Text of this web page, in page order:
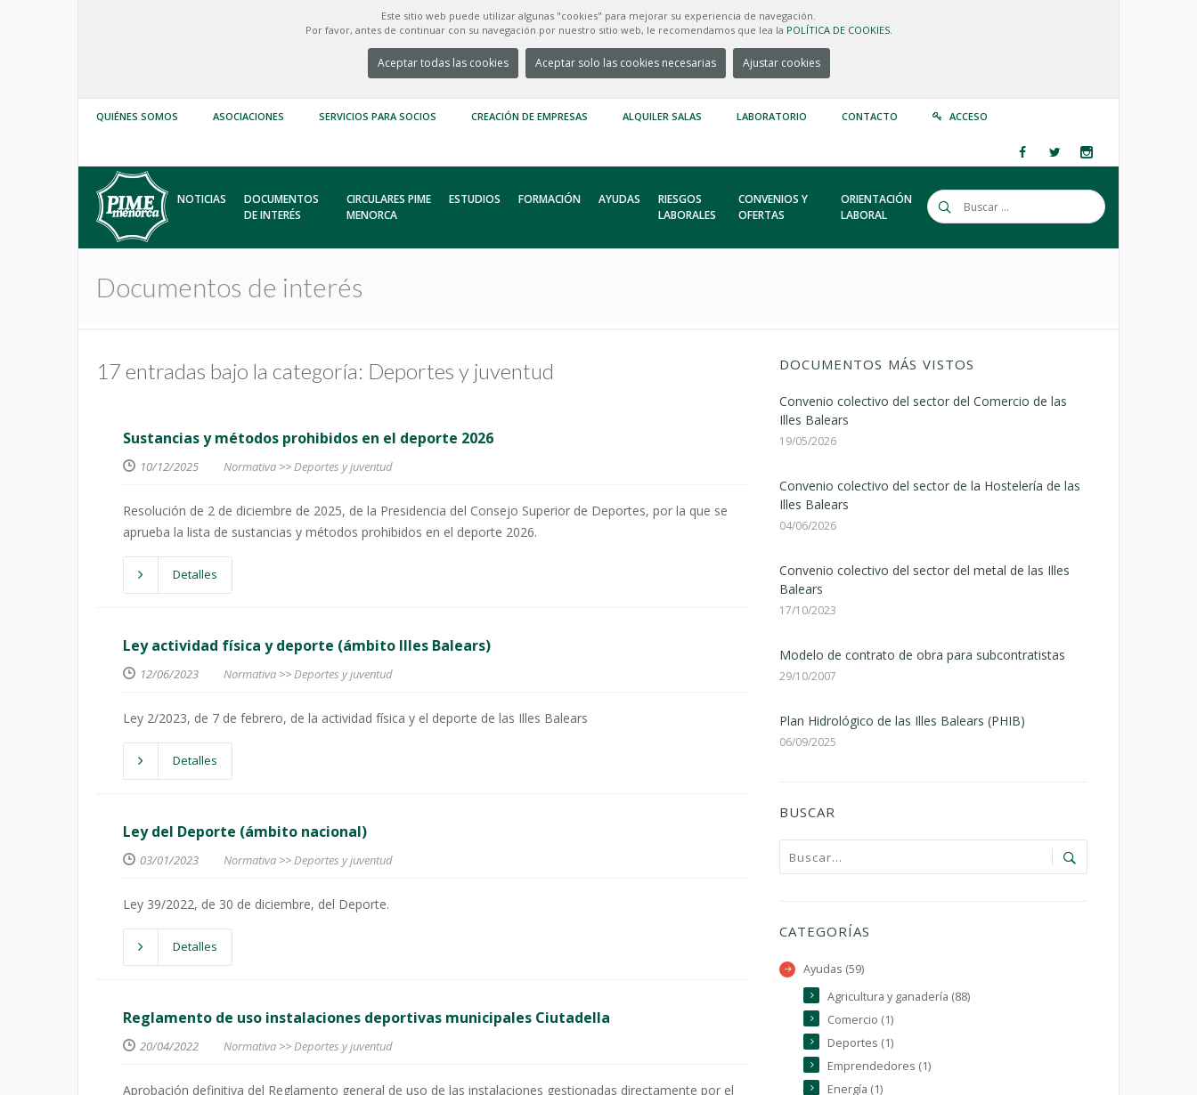
Este sitio web puede utilizar algunas "cookies" para mejorar su experiencia de navegación.
Por favor, antes de continuar con su navegación por nuestro sitio web, le recomendamos que lea la POLÍTICA DE COOKIES.
Aceptar todas las cookies Aceptar solo las cookies necesarias Ajustar cookies
QUIÉNES SOMOS ASOCIACIONES SERVICIOS PARA SOCIOS CREACIÓN DE EMPRESAS ALQUILER SALAS LABORATORIO CONTACTO ACCESO
NOTICIAS
DOCUMENTOS
DE INTERÉS
CIRCULARES PIME
MENORCA
ESTUDIOS FORMACIÓN AYUDAS
RIESGOS
LABORALES
CONVENIOS Y
OFERTAS
ORIENTACIÓN
LABORAL
Documentos de interés
17 entradas bajo la categoría: Deportes y juventud
Sustancias y métodos prohibidos en el deporte 2026
10/12/2025 Normativa >>Deportes y juventud
Resolución de 2 de diciembre de 2025, de la Presidencia del Consejo Superior de Deportes, por la que se
aprueba la lista de sustancias y métodos prohibidos en el deporte 2026.
Detalles
Ley actividad física y deporte (ámbito Illes Balears)
12/06/2023 Normativa >>Deportes y juventud
Ley 2/2023, de 7 de febrero, de la actividad física y el deporte de las Illes Balears
Detalles
Ley del Deporte (ámbito nacional)
03/01/2023 Normativa >>Deportes y juventud
Ley 39/2022, de 30 de diciembre, del Deporte.
Detalles
Reglamento de uso instalaciones deportivas municipales Ciutadella
20/04/2022 Normativa >>Deportes y juventud
Aprobación definitiva del Reglamento general de uso de las instalaciones gestionadas directamente por el
DOCUMENTOS MÁS VISTOS
Convenio colectivo del sector del Comercio de las
Illes Balears
19/05/2026
Convenio colectivo del sector de la Hostelería de las
Illes Balears
04/06/2026
Convenio colectivo del sector del metal de las Illes
Balears
17/10/2023
Modelo de contrato de obra para subcontratistas
29/10/2007
Plan Hidrológico de las Illes Balears (PHIB)
06/09/2025
BUSCAR
CATEGORÍAS
Ayudas (59)
Agricultura y ganadería (88)
Comercio (1)
Deportes (1)
Emprendedores (1)
Energía (1)